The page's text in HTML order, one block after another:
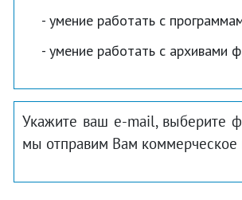
умение работать с
умение работать с архивами
Укажите ваш e-mail, выберите
мы отправим Вам